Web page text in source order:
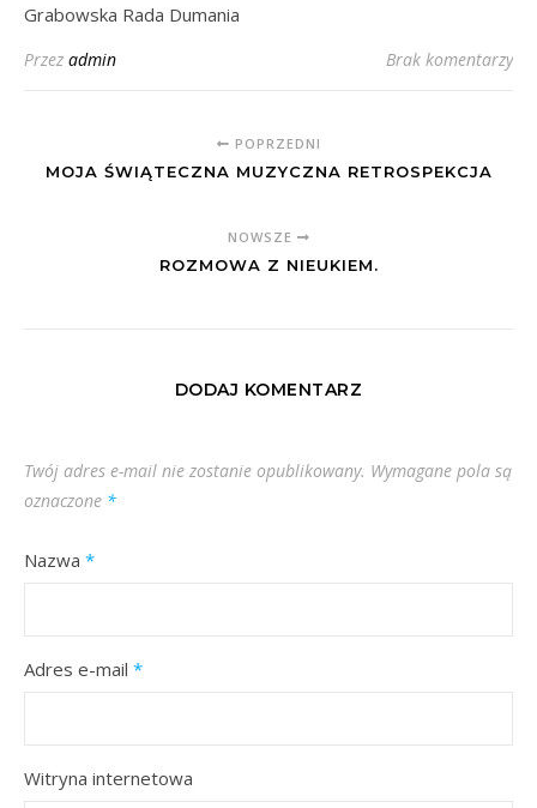
Grabowska Rada Dumania
Przez admin Brak komentarzy
POPRZEDNI
MOJA ŚWIĄTECZNA MUZYCZNA RETROSPEKCJA
NOWSZE
ROZMOWA Z NIEUKIEM.
DODAJ KOMENTARZ
Twój adres e-mail nie zostanie opublikowany. Wymagane pola są
oznaczone *
Nazwa *
Adres e-mail *
Witryna internetowa